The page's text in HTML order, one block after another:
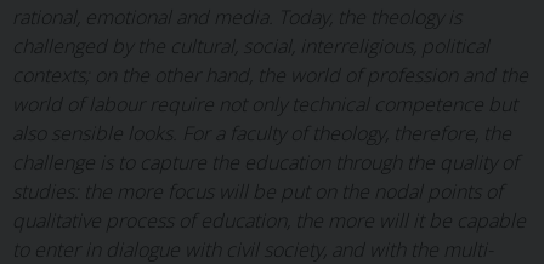
rational, emotional and media. Today, the theology is
challenged by the cultural, social, interreligious, political
contexts; on the other hand, the world of profession and the
world of labour require not only technical competence but
also sensible looks. For a faculty of theology, therefore, the
challenge is to capture the education through the quality of
studies: the more focus will be put on the nodal points of
qualitative process of education, the more will it be capable
to enter in dialogue with civil society, and with the multi-